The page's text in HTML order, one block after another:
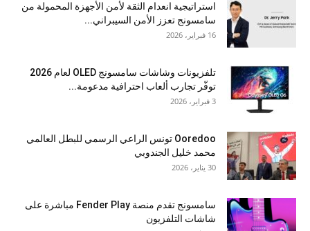
استراتيجية انعدام الثقة لأمن الأجهزة المحمولة من
سامسونج تعزز الأمن السيبراني...
16 فبراير، 2026
تلفزيونات وشاشات سامسونج OLED لعام 2026
توفّر تجارب ألعاب احترافية مدعومة...
3 فبراير، 2026
Ooredoo تونس الراعي الرسمي للبطل العالمي
محمد خليل الجندوبي
30 يناير، 2026
سامسونج تقدم منصة Fender Play مباشرة على
شاشات التلفزيون